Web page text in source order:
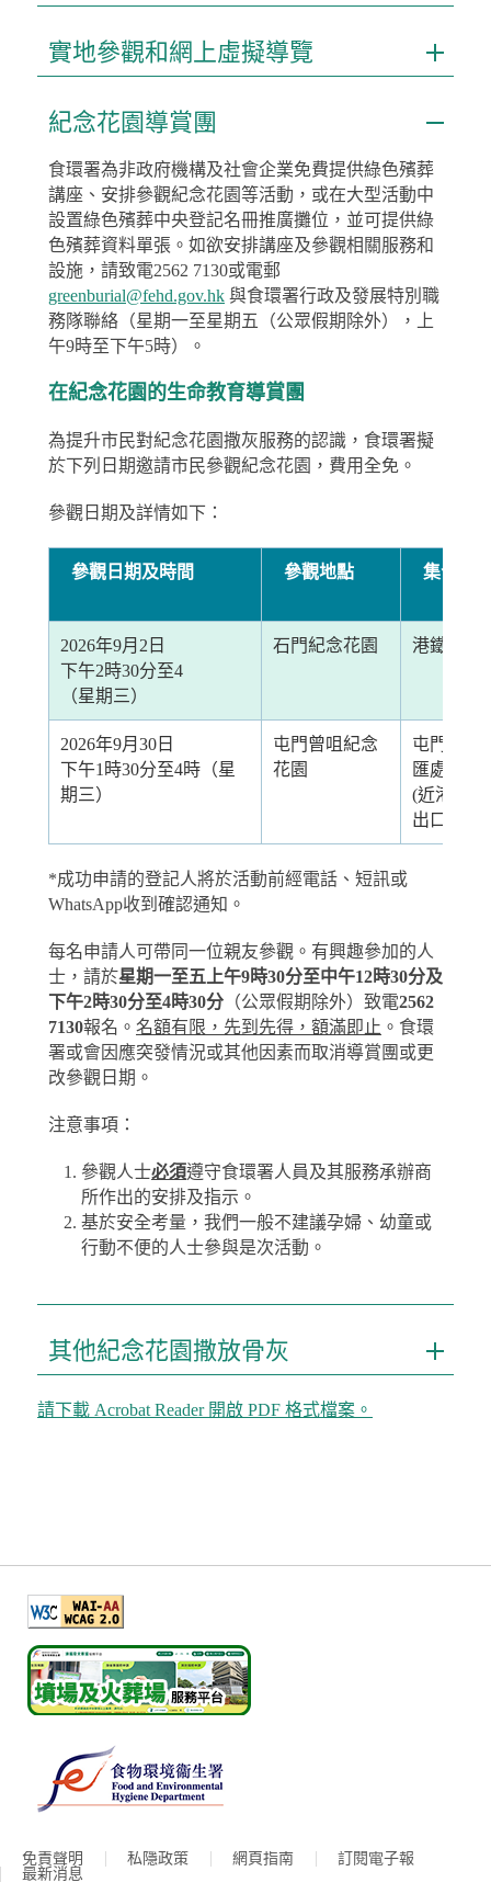
實地參觀和網上虛擬導覽
紀念花園導賞團
食環署為非政府機構及社會企業免費提供綠色殯葬
講座、安排參觀紀念花園等活動，或在大型活動中
設置綠色殯葬中央登記名冊推廣攤位，並可提供綠
色殯葬資料單張。如欲安排講座及參觀相關服務和
設施，請致電2562 7130或電郵
greenburial@fehd.gov.hk 與食環署行政及發展特別職
務隊聯絡（星期一至星期五（公眾假期除外），上
午9時至下午5時）。
在紀念花園的生命教育導賞團
為提升市民對紀念花園撒灰服務的認識，食環署擬
於下列日期邀請市民參觀紀念花園，費用全免。
參觀日期及詳情如下：
參觀日期及時間 參觀地點 集合地
2026年9月2日
下午2時30分至4
（星期三）
石門紀念花園 港鐵石門
2026年9月30日
下午1時30分至4時（星
期三）
屯門曾咀紀念
花園
屯門站公
匯處
(近港鐵
出口)
*成功申請的登記人將於活動前經電話、短訊或
WhatsApp收到確認通知。
每名申請人可帶同一位親友參觀。有興趣參加的人
士，請於星期一至五上午9時30分至中午12時30分及
下午2時30分至4時30分 （公眾假期除外）致電2562
7130報名。 名額有限，先到先得，額滿即止 。食環
署或會因應突發情況或其他因素而取消導賞團或更
改參觀日期。
注意事項：
參觀人士必須遵守食環署人員及其服務承辦商
所作出的安排及指示。
基於安全考量，我們一般不建議孕婦、幼童或
行動不便的人士參與是次活動。
其他紀念花園撒放骨灰
請下載 Acrobat Reader 開啟 PDF 格式檔案。
免責聲明 私隱政策 網頁指南
訂閱電子報
最新消息